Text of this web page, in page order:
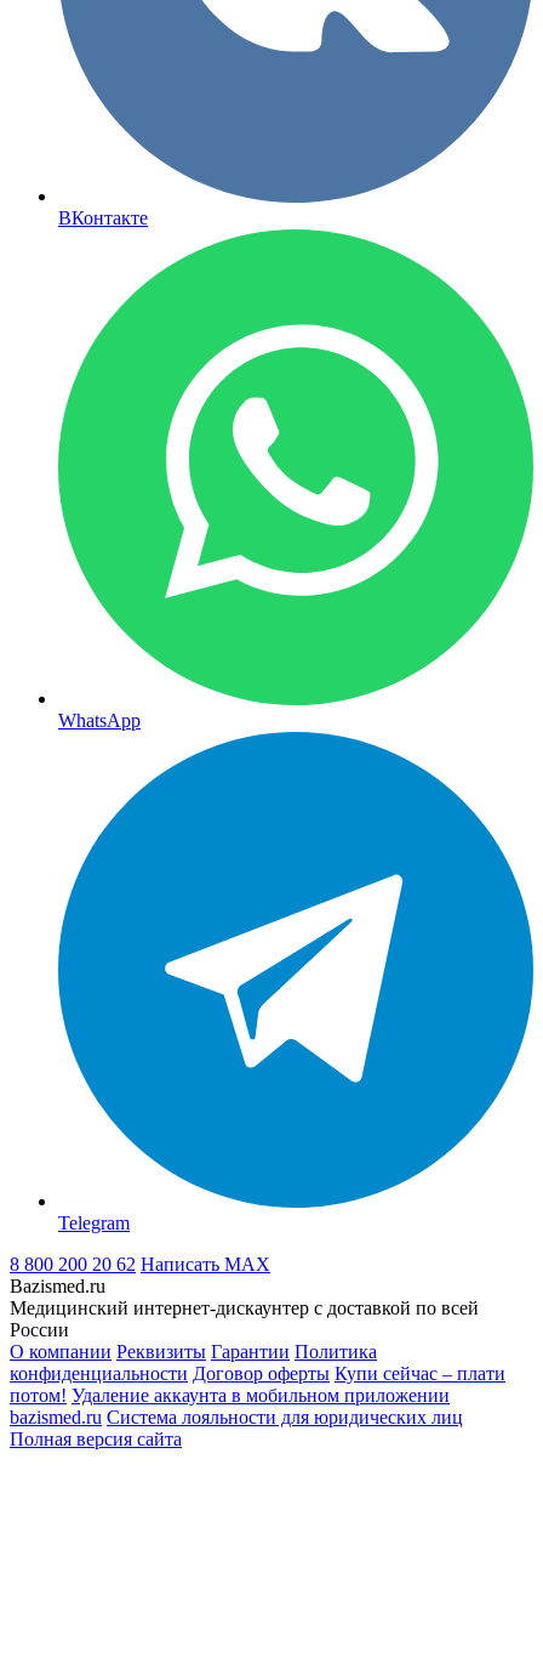
ВКонтакте
WhatsApp
Telegram
8 800 200 20 62 Написать MAX
Bazismed.ru
Медицинский интернет-дискаунтер с доставкой по всей
России
О компании Реквизиты Гарантии Политика
конфиденциальности Договор оферты Купи сейчас – плати
потом! Удаление аккаунта в мобильном приложении
bazismed.ru Система лояльности для юридических лиц
Полная версия сайта